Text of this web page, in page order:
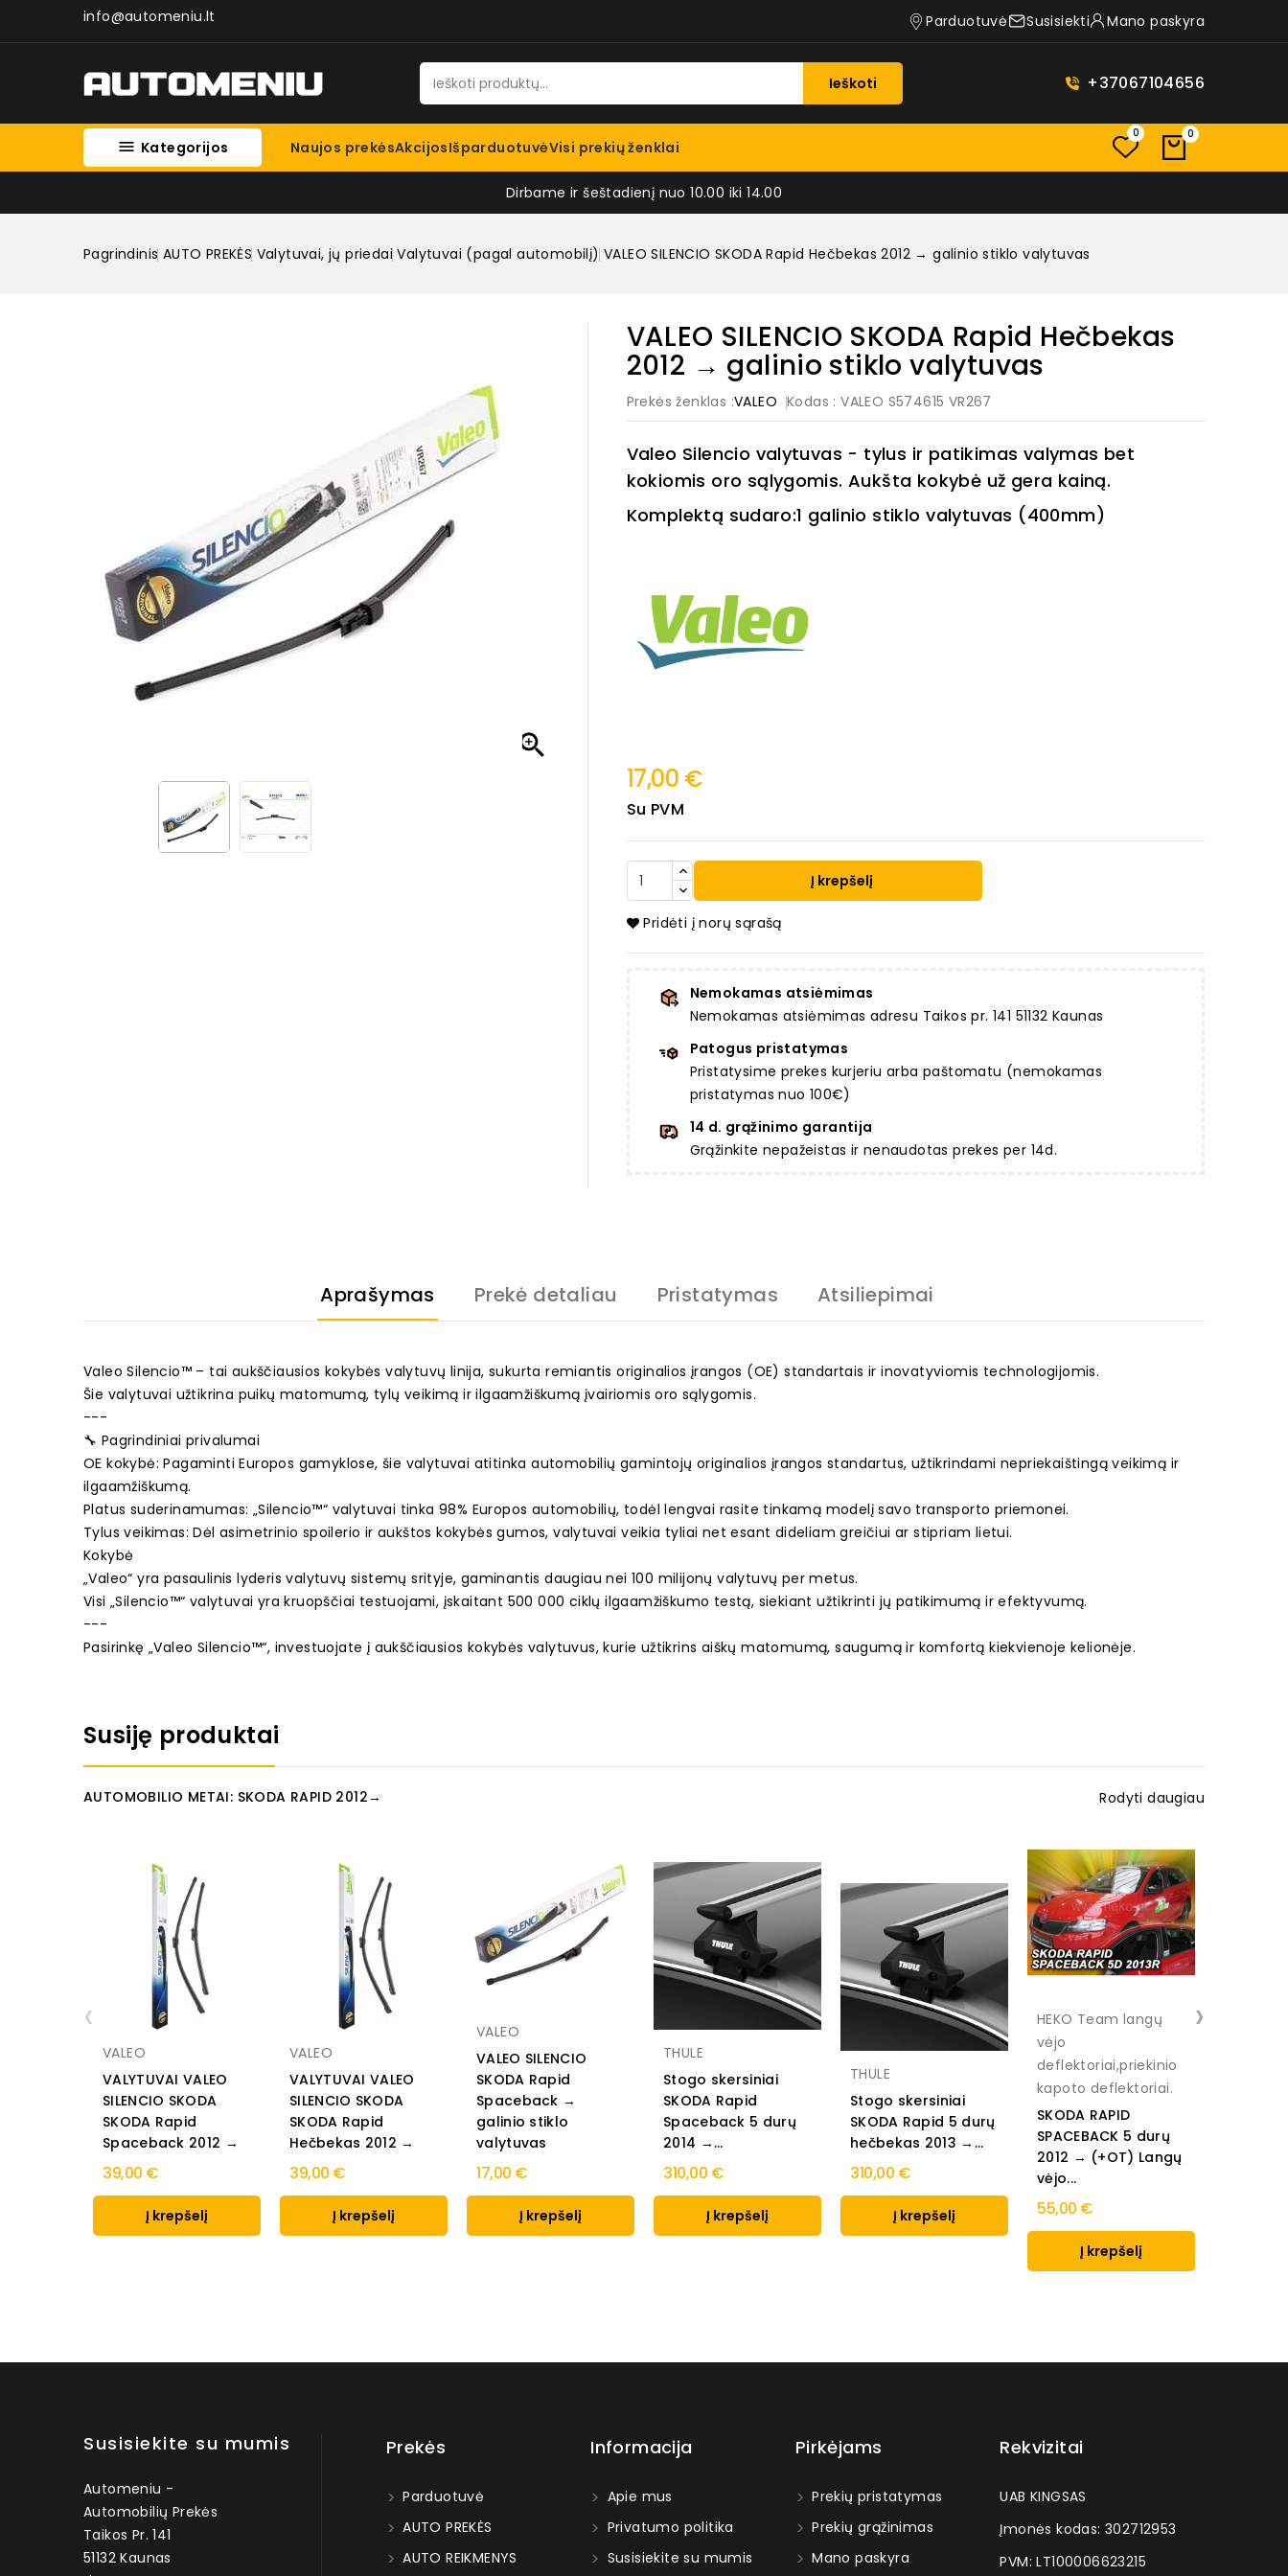
info@automeniu.lt Parduotuvė Susisiekti Mano paskyra
Ieškoti +37067104656
 Kategorijos Naujos prekėsAkcijosIšparduotuvėVisi prekių ženklai
0 0
Dirbame ir šeštadienį nuo 10.00 iki 14.00
Pagrindinis AUTO PREKĖS Valytuvai, jų priedai Valytuvai (pagal automobilį) VALEO SILENCIO SKODA Rapid Hečbekas 2012 → galinio stiklo valytuvas

VALEO SILENCIO SKODA Rapid Hečbekas
2012 → galinio stiklo valytuvas
Prekės ženklas :VALEO Kodas : VALEO S574615 VR267
Valeo Silencio valytuvas - tylus ir patikimas valymas bet
kokiomis oro sąlygomis. Aukšta kokybė už gera kainą.
Komplektą sudaro:1 galinio stiklo valytuvas (400mm)
17,00 €
Su PVM
Į krepšelį
Pridėti į norų sąrašą
Nemokamas atsiėmimas
Nemokamas atsiėmimas adresu Taikos pr. 141 51132 Kaunas
Patogus pristatymas
Pristatysime prekes kurjeriu arba paštomatu (nemokamas
pristatymas nuo 100€)
14 d. grąžinimo garantija
Grąžinkite nepažeistas ir nenaudotas prekes per 14d.
Aprašymas Prekė detaliau Pristatymas Atsiliepimai
Valeo Silencio™ – tai aukščiausios kokybės valytuvų linija, sukurta remiantis originalios įrangos (OE) standartais ir inovatyviomis technologijomis.
Šie valytuvai užtikrina puikų matomumą, tylų veikimą ir ilgaamžiškumą įvairiomis oro sąlygomis.
---
🔧 Pagrindiniai privalumai
OE kokybė: Pagaminti Europos gamyklose, šie valytuvai atitinka automobilių gamintojų originalios įrangos standartus, užtikrindami nepriekaištingą veikimą ir
ilgaamžiškumą.
Platus suderinamumas: „Silencio™“ valytuvai tinka 98% Europos automobilių, todėl lengvai rasite tinkamą modelį savo transporto priemonei.
Tylus veikimas: Dėl asimetrinio spoilerio ir aukštos kokybės gumos, valytuvai veikia tyliai net esant dideliam greičiui ar stipriam lietui.
Kokybė
„Valeo“ yra pasaulinis lyderis valytuvų sistemų srityje, gaminantis daugiau nei 100 milijonų valytuvų per metus.
Visi „Silencio™“ valytuvai yra kruopščiai testuojami, įskaitant 500 000 ciklų ilgaamžiškumo testą, siekiant užtikrinti jų patikimumą ir efektyvumą.
---
Pasirinkę „Valeo Silencio™“, investuojate į aukščiausios kokybės valytuvus, kurie užtikrins aiškų matomumą, saugumą ir komfortą kiekvienoje kelionėje.
Susiję produktai
AUTOMOBILIO METAI: SKODA RAPID 2012→ Rodyti daugiau
VALEO
VALYTUVAI VALEO
SILENCIO SKODA
SKODA Rapid
Spaceback 2012 →
39,00 €
Į krepšelį
VALEO
VALYTUVAI VALEO
SILENCIO SKODA
SKODA Rapid
Hečbekas 2012 →
39,00 €
Į krepšelį
VALEO
VALEO SILENCIO
SKODA Rapid
Spaceback →
galinio stiklo
valytuvas
17,00 €
Į krepšelį
THULE
Stogo skersiniai
SKODA Rapid
Spaceback 5 durų
2014 →...
310,00 €
Į krepšelį
THULE
Stogo skersiniai
SKODA Rapid 5 durų
hečbekas 2013 →...
310,00 €
Į krepšelį
HEKO Team langų
vėjo
deflektoriai,priekinio
kapoto deflektoriai.
SKODA RAPID
SPACEBACK 5 durų
2012 → (+OT) Langų
vėjo...
55,00 €
Į krepšelį
‹ ›
Susisiekite su mumis
Automeniu -
Automobilių Prekės
Taikos Pr. 141
51132 Kaunas
Prekės
Parduotuvė
AUTO PREKĖS
AUTO REIKMENYS
Informacija
Apie mus
Privatumo politika
Susisiekite su mumis
Pirkėjams
Prekių pristatymas
Prekių grąžinimas
Mano paskyra
Rekvizitai
UAB KINGSAS
Įmonės kodas: 302712953
PVM: LT100006623215